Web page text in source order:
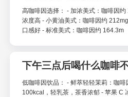
高咖啡因选择： - 加浓美式：咖啡因约
浓度高 - 小黄油美式：咖啡因约
口感好 - 标准美式：咖啡因约 164.3m
下午三点后喝什么咖啡
低咖啡因饮品： - 鲜萃轻轻茉莉：咖
100kcal，轻乳茶，茶香浓郁 - 苹果 C